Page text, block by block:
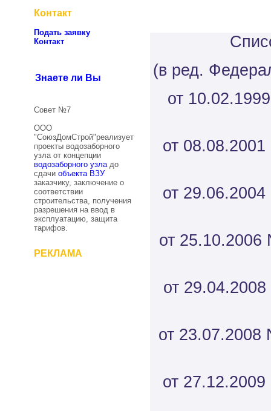
Контакт
Подать заявку
Контакт
Знаете ли Вы
Совет №7
ООО
"СоюзДомСтрой"реализует
проекты водозаборного
узла от концепции
водозаборного узладо
сдачи объекта ВЗУ
заказчику, заключение о
соответствии
строительства, получения
разрешения на ввод в
эксплуатацию, защита
тарифов.
РЕКЛАМА
(в ред.
от
от
от
от 25.10.2006
от
от 23.07.2008
от